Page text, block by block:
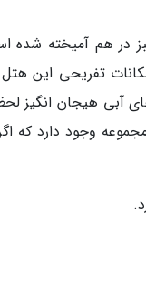
در هم آمیخته شده
تفریحی این
بازی های آبی هیجان
وجود دارد که